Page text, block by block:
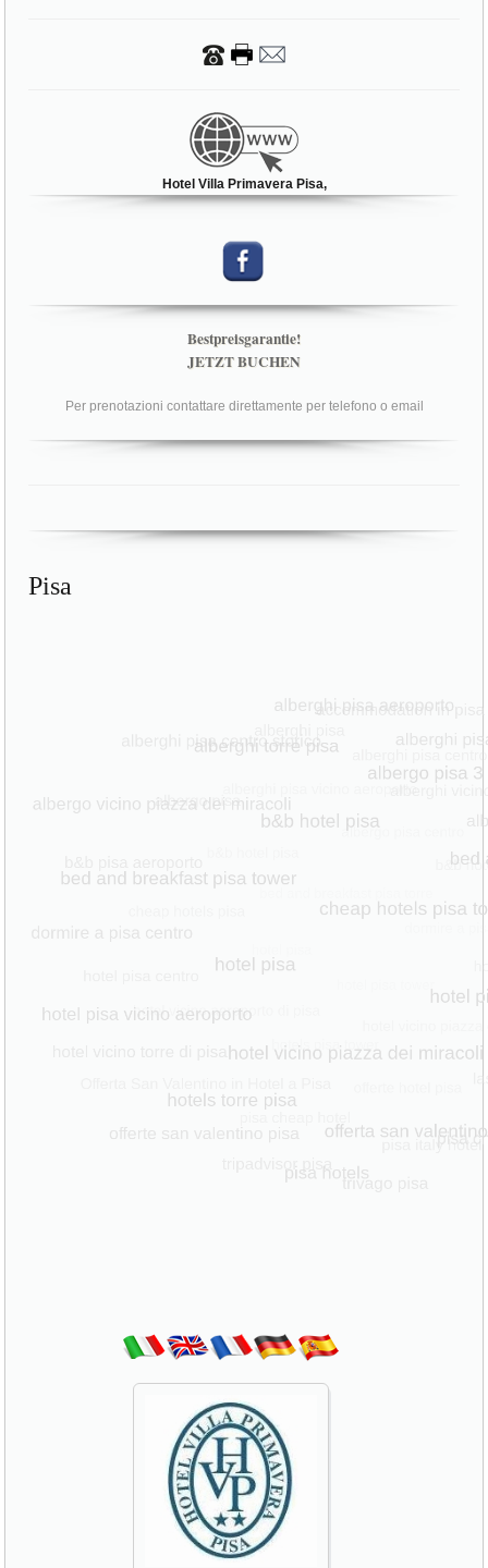
Hotel Villa Primavera Pisa,
Bestpreisgarantie!
JETZT BUCHEN
Per prenotazioni contattare direttamente per telefono o email
Pisa